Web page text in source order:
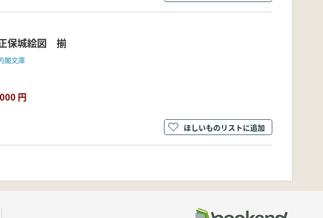
保城絵図 揃
閣文庫
円
ほしいものリストに追加